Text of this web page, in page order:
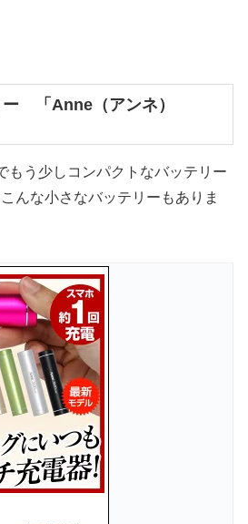
「Anne（アンネ）
もう少しコンパクトなバッテリー
んな小さなバッテリーもありま